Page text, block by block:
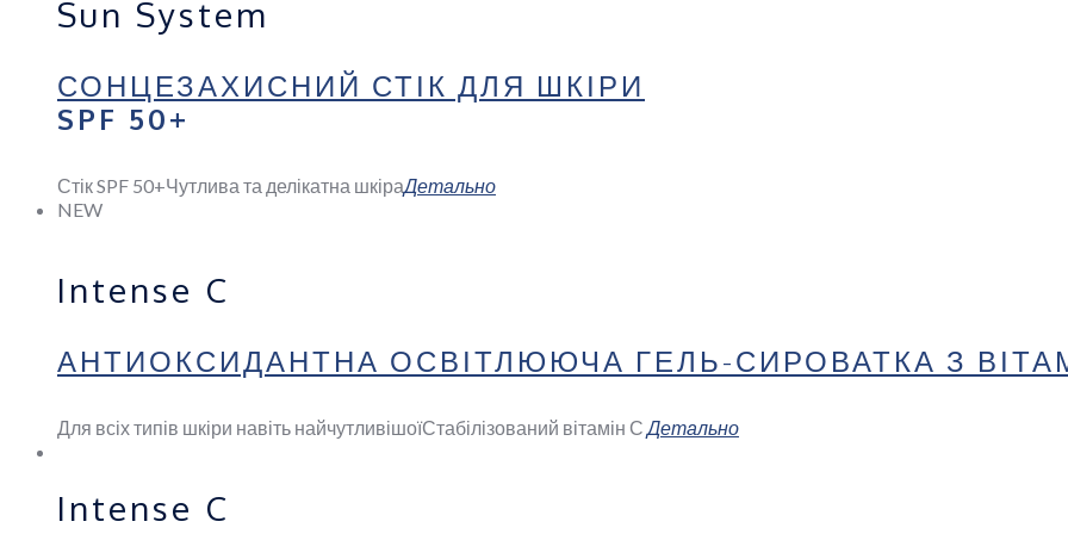
Sun System
СОНЦЕЗАХИСНИЙ СТІК ДЛЯ ШКІРИ
SPF 50+
Стік SPF 50+Чутлива та делікатна шкіраДетально
NEW
Intense C
АНТИОКСИДАНТНА ОСВІТЛЮЮЧА ГЕЛЬ-СИРОВАТКА З
Для всіх типів шкіри навіть найчутливішоїСтабілізований вітамін СДетально
Intense C